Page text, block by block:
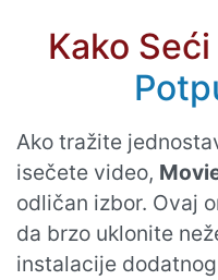
Kako
Ako tražite
isečete video,
odličan izbor. Ovaj
da brzo uklonite
instalacije